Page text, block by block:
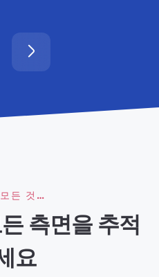
든 것…
측면을 추적
요